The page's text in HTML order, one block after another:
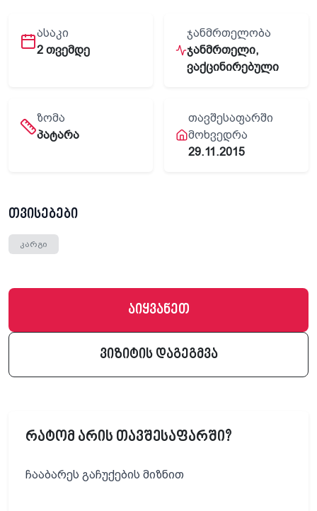
ᲐᲡᲐᲙᲘ
2 თვემდე
ᲯᲐᲜᲛᲠᲗᲔᲚᲝᲑᲐ
ჯანმრთელი,
ვაქცინირებული
ᲖᲝᲛᲐ
პატარა
ᲗᲐᲕᲨᲔᲡᲐᲤᲐᲠᲨᲘ
ᲛᲝᲮᲕᲔᲓᲠᲐ
29.11.2015
თვისებები
კარგი
აიყვანეთ
ვიზიტის დაგეგმვა
რატომ არის თავშესაფარში?
ჩააბარეს გაჩუქების მიზნით